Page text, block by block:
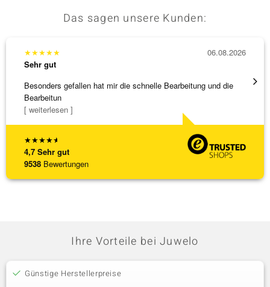
Das sagen unsere Kunden:
★★★★★
4,7 Sehr gut
9538 Bewertungen
★★★★★
Sehr gut
Besonders gefallen hat mir die schnelle Bearbeitung und die
Bearbeitun
[ weiterlesen ]
06.08.2026
Ihre Vorteile bei Juwelo
Günstige Herstellerpreise